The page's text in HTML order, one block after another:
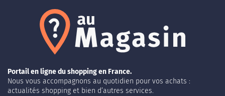
Portail en ligne du shopping en France.
Nous vous accompagnons au quotidien pour vos achats :
actualités shopping et bien d’autres services.